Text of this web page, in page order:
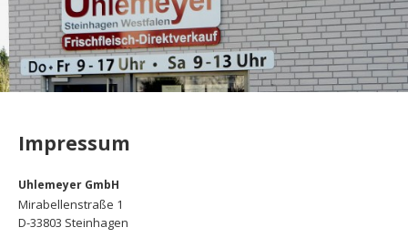
Impressum
Uhlemeyer GmbH
Mirabellenstraße 1
D-33803 Steinhagen